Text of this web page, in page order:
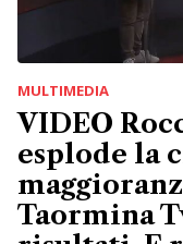
MULTIMEDIA
VIDEO
esplode la
Taormina